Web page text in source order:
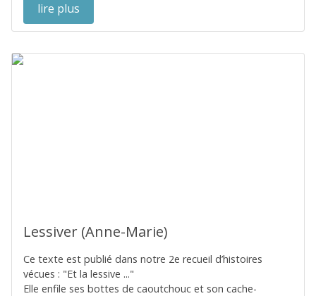
lire plus
Lessiver (Anne-Marie)
Ce texte est publié dans notre 2e recueil d’histoires
vécues : "Et la lessive ..."
Elle enfile ses bottes de caoutchouc et son cache-